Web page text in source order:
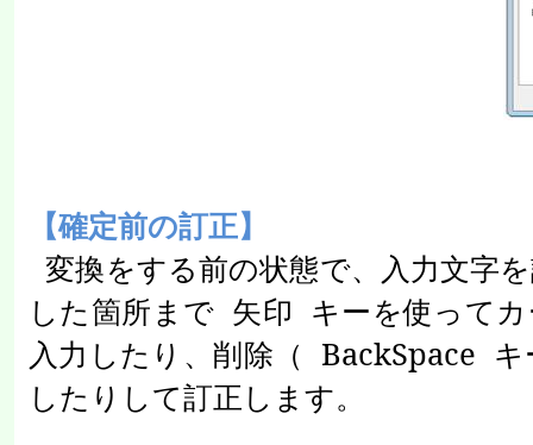
【確定前の訂正】
変換をする前の状態で、入力文字
した箇所まで 矢印 キーを使って
入力したり、削除（ BackSpace
したりして訂正します。